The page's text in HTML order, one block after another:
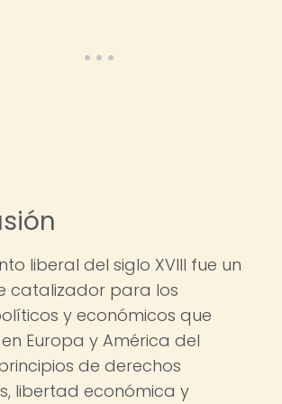
liberal del siglo XVIII fue un
catalizador para los
y económicos que
Europa y América del
de derechos
libertad económica y